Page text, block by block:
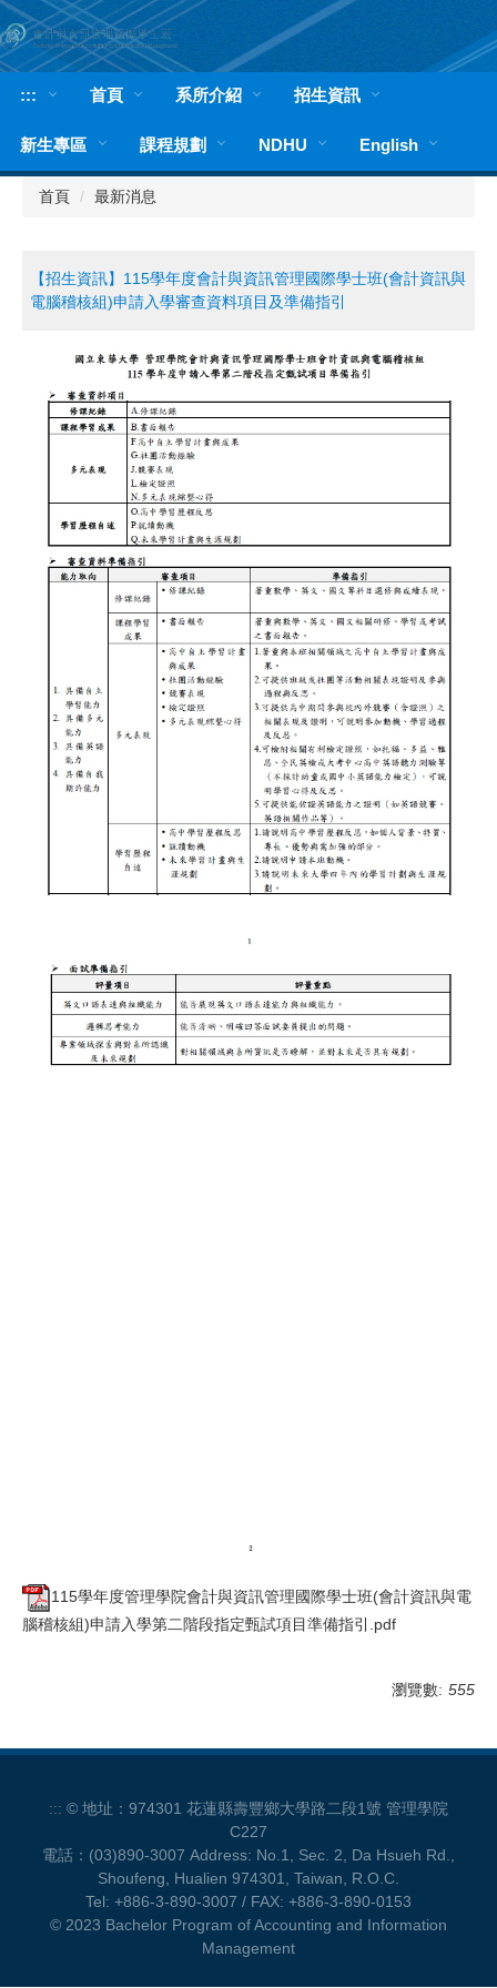
跳
到
主
容
區
::: 首頁 系所介紹 招生資訊
新生專區 課程規劃 NDHU English
首頁 最新消息
【招生資訊】115學年度會計與資訊管理國際學士班(會計資訊與
電腦稽核組)申請入學審查資料項目及準備指引
115學年度管理學院會計與資訊管理國際學士班(會計資訊與電
腦稽核組)申請入學第二階段指定甄試項目準備指引.pdf
瀏覽數: 555
::: © 地址：974301 花蓮縣壽豐鄉大學路二段1號 管理學院
C227
電話：(03)890-3007 Address: No.1, Sec. 2, Da Hsueh Rd.,
Shoufeng, Hualien 974301, Taiwan, R.O.C.
Tel: +886-3-890-3007 / FAX: +886-3-890-0153
© 2023 Bachelor Program of Accounting and Information
Management